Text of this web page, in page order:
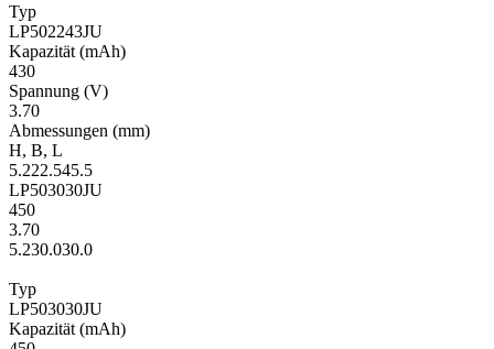
Typ
LP502243JU
Kapa­zität (mAh)
430
Span­nung (V)
3.70
Ab­mes­sungen (mm)
H, B, L
5.222.545.5
LP503030JU
450
3.70
5.230.030.0
Typ
LP503030JU
Kapa­zität (mAh)